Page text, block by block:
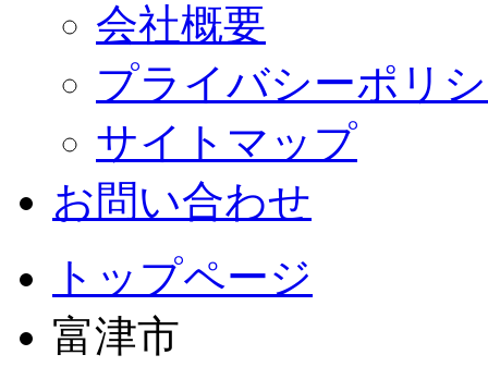
会社概要
プライバシーポリ
サイトマップ
お問い合わせ
トップページ
富津市